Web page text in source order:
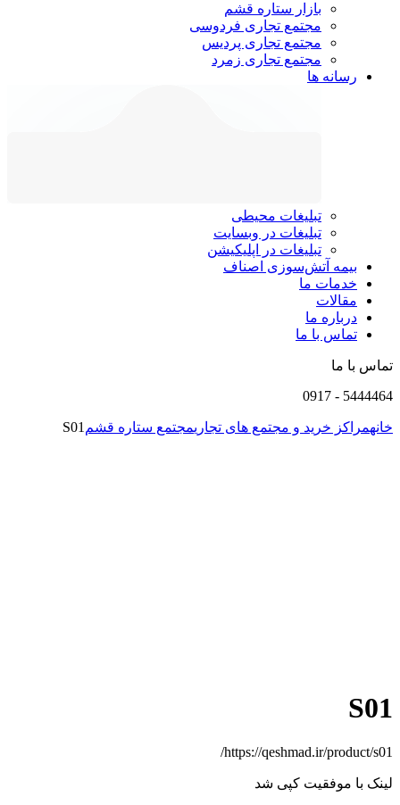
بازار ستاره قشم
مجتمع تجاری فردوسی
مجتمع تجاری پردیس
مجتمع تجاری زمرد
رسانه ها
تبلیغات محیطی
تبلیغات در وبسایت
تبلیغات در اپلیکیشن
بیمه آتش‌سوزی اصناف
خدمات ما
مقالات
درباره ما
تماس با ما
تماس با ما
5444464
-
0917
خانهمراکز خرید و مجتمع های تجاریمجتمع ستاره قشم S01
S01
https://qeshmad.ir/product/s01/
لینک با موفقیت کپی شد